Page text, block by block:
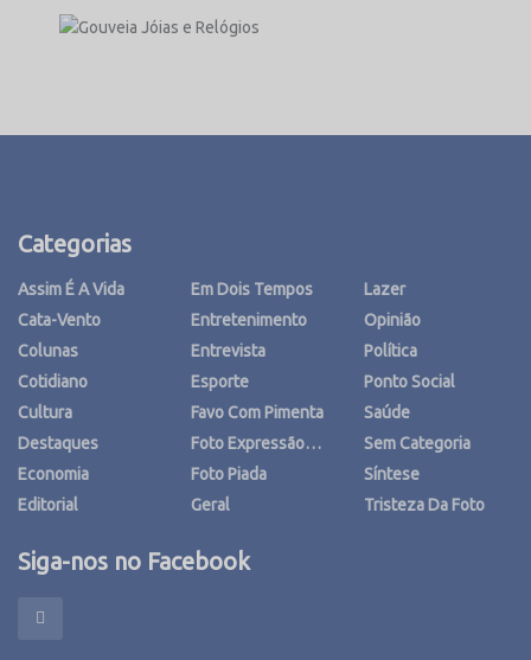
Categorias
Assim É A Vida
Cata-Vento
Colunas
Cotidiano
Cultura
Destaques
Economia
Editorial
Em Dois Tempos
Entretenimento
Entrevista
Esporte
Favo Com Pimenta
Foto Expressão…
Foto Piada
Geral
Lazer
Opinião
Política
Ponto Social
Saúde
Sem Categoria
Síntese
Tristeza Da Foto
Siga-nos no Facebook